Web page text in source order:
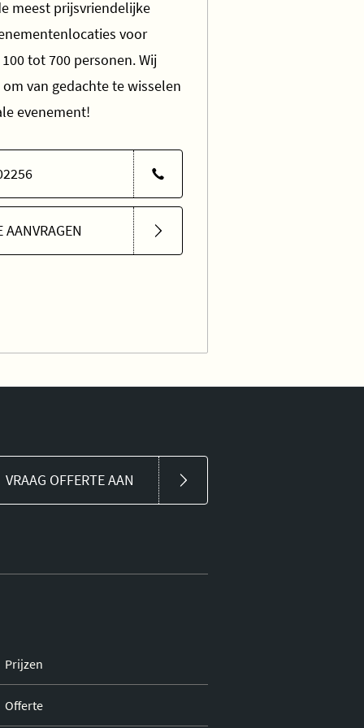
meest prijsvriendelijke
voor
tot 700 personen. Wij
van gedachte te wisselen
evenement!
AANVRAGEN
VRAAG OFFERTE AAN
Prijzen
Offerte